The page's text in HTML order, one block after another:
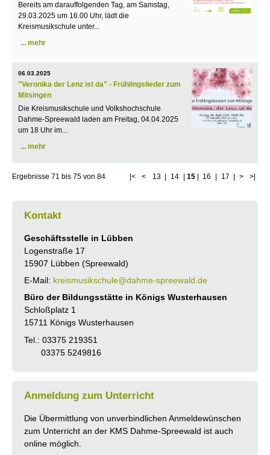
Bereits am darauffolgenden Tag, am Samstag,
29.03.2025 um 16.00 Uhr, lädt die
Kreismusikschule unter...
mehr
06.03.2025
"Veronika der Lenz ist da" - Frühlingslieder zum
Mitsingen
Die Kreismusikschule und Volkshochschule
Dahme-Spreewald laden am Freitag, 04.04.2025
um 18 Uhr im...
mehr
Ergebnisse 71 bis 75 von 84 |< < 13 14 15| 16 17 > >|
Kontakt
Geschäftsstelle in Lübben
Logenstraße 17
15907 Lübben (Spreewald)
E-Mail: kreismusikschule@dahme-spreewald.de
Büro der Bildungsstätte in Königs Wusterhausen
Schloßplatz 1
15711 Königs Wusterhausen
Tel.: 03375 219351
03375 5249816
Anmeldung zum Unterricht
Die Übermittlung von unverbindlichen Anmeldewünschen
zum Unterricht an der KMS Dahme-Spreewald ist auch
online möglich.